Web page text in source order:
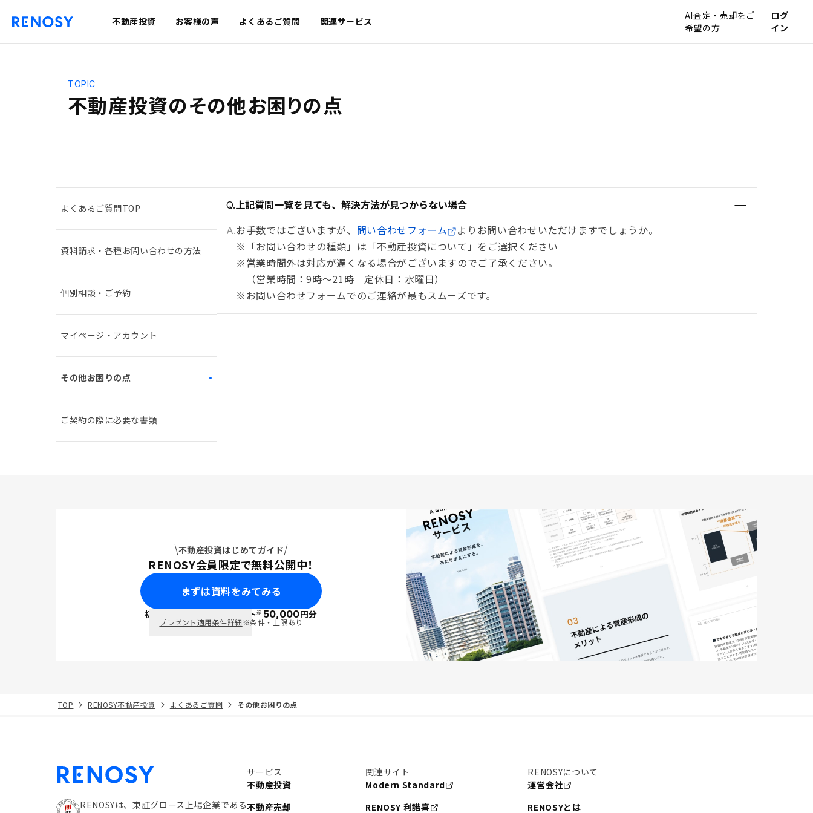
不動産投資 お客様の声 よくあるご質問 関連サービス
AI査定・売却をご
希望の方
ログ
イン
不動産投資のその他お困りの点
TOPIC
よくあるご質問TOP
資料請求・各種お問い合わせの方法
個別相談・ご予約
マイページ・アカウント
その他お困りの点
ご契約の際に必要な書類
Q.上記質問一覧を見ても、解決方法が見つからない場合
A.お手数ではございますが、 問い合わせフォーム
よりお問い合わせいただけますでしょうか。
※「お問い合わせの種類」は「不動産投資について」をご選択ください
※営業時間外は対応が遅くなる場合がございますのでご了承ください。
（営業時間：9時〜21時 定休日：水曜日）
※お問い合わせフォームでのご連絡が最もスムーズです。
不動産投資はじめてガイド
RENOSY会員限定で無料公開中！
まずは資料をみてみる
初回面談で ポイント※50,000円分
プレゼント適用条件詳細※条件・上限あり
TOP RENOSY不動産投資 よくあるご質問 その他お困りの点
RENOSYは、東証グロース上場企業である
サービス
不動産投資
不動産売却
関連サイト
Modern Standard
RENOSY 利諾喜
RENOSYについて
運営会社
RENOSYとは